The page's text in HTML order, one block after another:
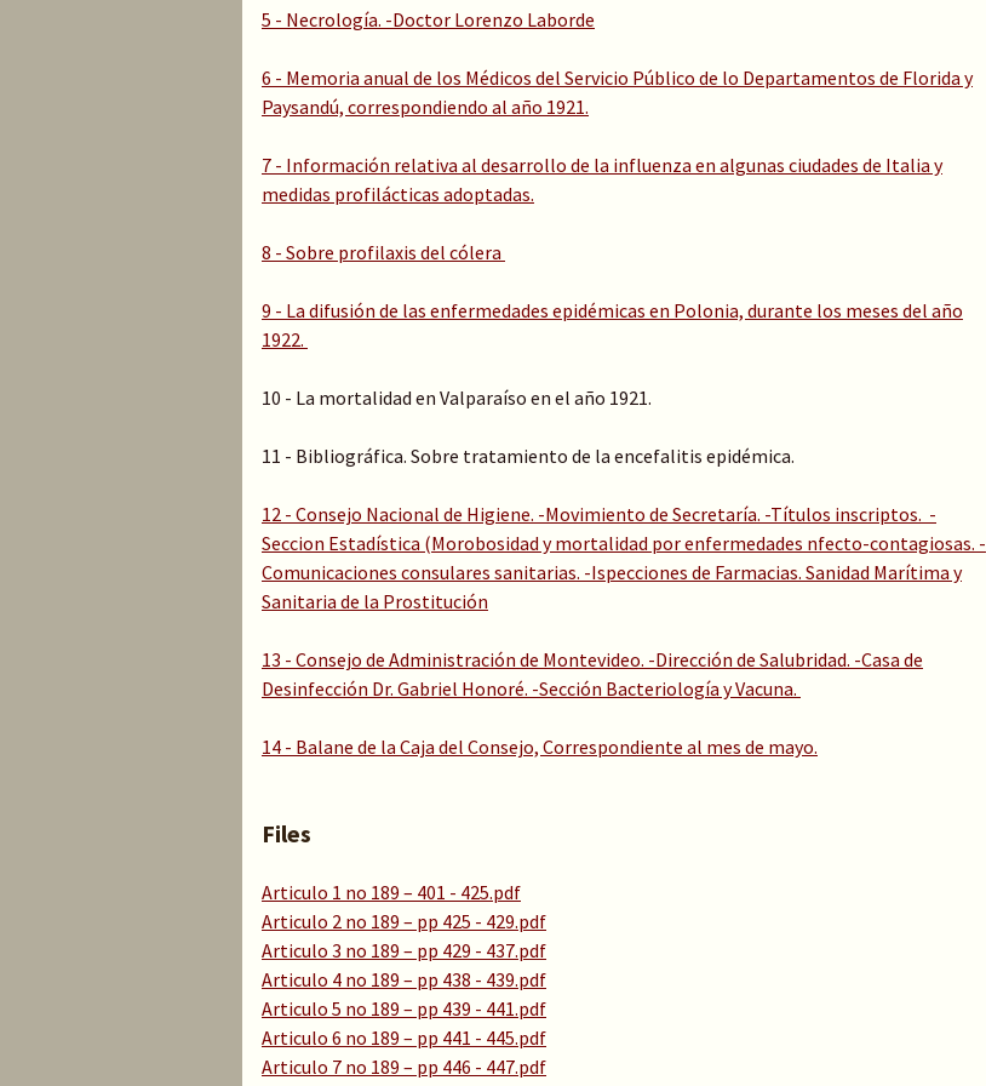
5 - Necrología. -Doctor Lorenzo Laborde
6 - Memoria anual de los Médicos del Servicio Público de lo Departamentos de Florida y
Paysandú, correspondiendo al año 1921.
7 - Información relativa al desarrollo de la influenza en algunas ciudades de Italia y
medidas profilácticas adoptadas.
8 - Sobre profilaxis del cólera
9 - La difusión de las enfermedades epidémicas en Polonia, durante los meses del año
1922.
10 - La mortalidad en Valparaíso en el año 1921.
11 - Bibliográfica. Sobre tratamiento de la encefalitis epidémica.
12 - Consejo Nacional de Higiene. -Movimiento de Secretaría. -Títulos inscriptos. -
Seccion Estadística (Morobosidad y mortalidad por enfermedades nfecto-contagiosas. -
Comunicaciones consulares sanitarias. -Ispecciones de Farmacias. Sanidad Marítima y
Sanitaria de la Prostitución
13 - Consejo de Administración de Montevideo. -Dirección de Salubridad. -Casa de
Desinfección Dr. Gabriel Honoré. -Sección Bacteriología y Vacuna.
14 - Balane de la Caja del Consejo, Correspondiente al mes de mayo.
Files
Articulo 1 no 189 – 401 - 425.pdf
Articulo 2 no 189 – pp 425 - 429.pdf
Articulo 3 no 189 – pp 429 - 437.pdf
Articulo 4 no 189 – pp 438 - 439.pdf
Articulo 5 no 189 – pp 439 - 441.pdf
Articulo 6 no 189 – pp 441 - 445.pdf
Articulo 7 no 189 – pp 446 - 447.pdf